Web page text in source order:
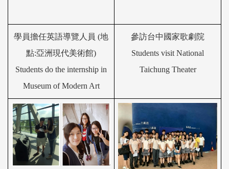
學員擔任英語導覽 人員 (地
點:亞洲現代美術館)
Students do the internship in
Museum of Modern Art
參訪台中國家歌劇院
Students visit National
Taichung Theater